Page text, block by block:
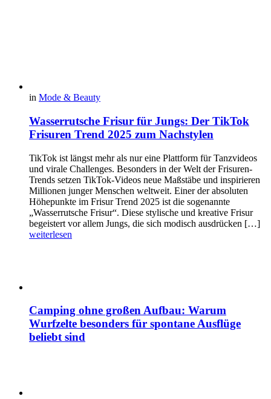
in Mode & Beauty
Wasserrutsche Frisur für Jungs: Der TikTok
Frisuren Trend 2025 zum Nachstylen
TikTok ist längst mehr als nur eine Plattform für Tanzvideos
und virale Challenges. Besonders in der Welt der Frisuren-
Trends setzen TikTok-Videos neue Maßstäbe und inspirieren
Millionen junger Menschen weltweit. Einer der absoluten
Höhepunkte im Frisur Trend 2025 ist die sogenannte
„Wasserrutsche Frisur“. Diese stylische und kreative Frisur
begeistert vor allem Jungs, die sich modisch ausdrücken […]
weiterlesen
Camping ohne großen Aufbau: Warum
Wurfzelte besonders für spontane Ausflüge
beliebt sind